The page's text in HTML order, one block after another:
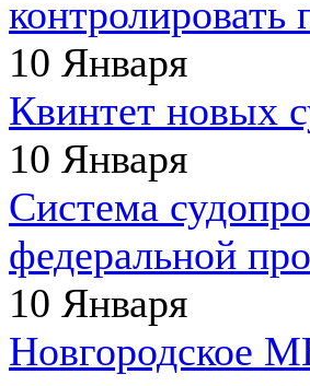
контролировать
10 Января
Квинтет новых
10 Января
Система
федеральной
10 Января
Новгородское